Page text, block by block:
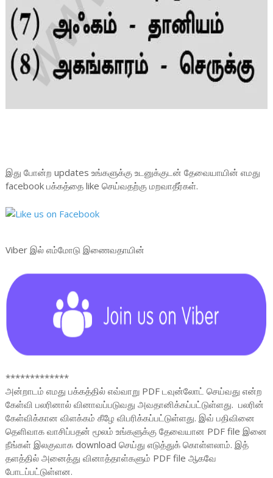
இது போன்ற updates உங்களுக்கு உடனுக்குடன் தேவையாயின் எமது
facebook பக்கத்தை like செய்வதற்கு மறவாதீர்கள்.
Viber இல் எம்மோடு இணைவதாயின்
*************
அன்றாடம் எமது பக்கத்தில் எவ்வாறு PDF டவுன்லோட் செய்வது என்ற
கேள்வி பலரினால் வினாவப்படுவது அவதானிக்கப்பட்டுள்ளது. பலரின்
கேள்விக்கான விளக்கம் கீழே விபரிக்கப்பட்டுள்ளது. இவ் பதிவினை
தெளிவாக வாசிப்பதன் மூலம் உங்களுக்கு தேவையான PDF file இனை
நீங்கள் இலகுவாக download செய்து எடுத்துக் கொள்ளலாம். இத்
தளத்தில் அனைத்து வினாத்தாள்களும் PDF file ஆகவே
போடப்பட்டுள்ளன.